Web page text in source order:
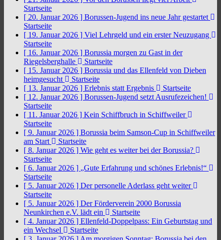
Startseite
[ 20. Januar 2026 ] Borussen-Jugend ins neue Jahr gestartet
Startseite
[ 19. Januar 2026 ] Viel Lehrgeld und ein erster Neuzugang
Startseite
[ 16. Januar 2026 ] Borussia morgen zu Gast in der
Riegelsberghalle
Startseite
[ 15. Januar 2026 ] Borussia und das Ellenfeld von Dieben
heimgesucht
Startseite
[ 13. Januar 2026 ] Erlebnis statt Ergebnis
Startseite
[ 12. Januar 2026 ] Borussen-Jugend setzt Ausrufezeichen!
Startseite
[ 11. Januar 2026 ] Kein Schiffbruch in Schiffweiler
Startseite
[ 9. Januar 2026 ] Borussia beim Samson-Cup in Schiffweiler
am Start
Startseite
[ 8. Januar 2026 ] Wie geht es weiter bei der Borussia?
Startseite
[ 6. Januar 2026 ] „Gute Erfahrung und schönes Erlebnis!“
Startseite
[ 5. Januar 2026 ] Der personelle Aderlass geht weiter
Startseite
[ 5. Januar 2026 ] Der Förderverein 2000 Borussia
Neunkirchen e.V. lädt ein
Startseite
[ 4. Januar 2026 ] Ellenfeld-Doppelpass: Ein Geburtstag und
ein Wechsel
Startseite